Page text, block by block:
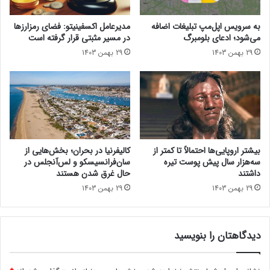
حتما بخوانید :گسترش فعالیت دیجی‌کالا به خارج از مرزهای
ایران؛ مقصد اول: افغانستان
آ
ر
ک
ا
به سرویس اپل‌مپ تبلیغات اضافه
می‌شود؛ ادعای بلومبرگ
29 بهمن 1403
مدیرعامل اکسفینیتو:‌ فضای رمزارزها
در مسیر مثبتی قرار گرفته است
29 بهمن 1403
بیشتر اروپایی‌ها احتمالاً تا کمتر از
سه‌هزار سال پیش پوست تیره
داشتند
29 بهمن 1403
کالیفرنیا در بحران؛ بخش‌هایی از
سان‌فرانسیسکو و لس‌آنجلس در
حال غرق شدن هستند
29 بهمن 1403
دیدگاهتان را بنویسید